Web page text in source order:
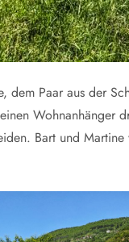
Paar aus der
Bart und